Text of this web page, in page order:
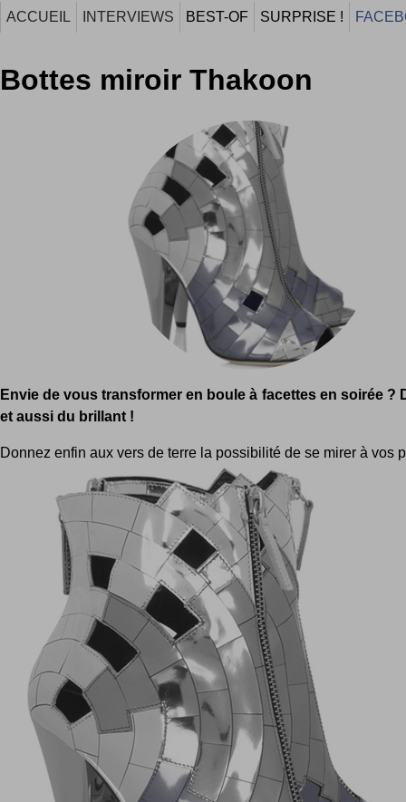
ACCUEIL INTERVIEWS BEST-OF SURPRISE !
Bottes miroir Thakoon
Envie de vous transformer en boule à facettes en soirée ?
et aussi du brillant !
Donnez enfin aux vers de terre la possibilité de se mirer à vos